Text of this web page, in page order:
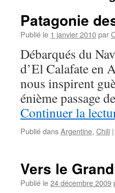
Patagonie
Publié le 1 janvier 2010par
Débarqués du
d’El Calafate en
nous inspirent
énième passage
Continuer la
Publié dansArgentine, Chili |
Vers le
Publié le24 décembre 2009